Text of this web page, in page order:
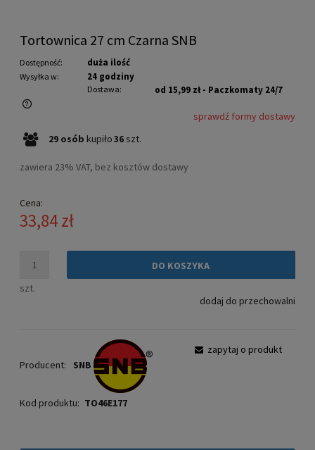
Tortownica 27 cm Czarna SNB
Dostępność: duża ilość
Wysyłka w: 24 godziny
Dostawa: od 15,99 zł - Paczkomaty 24/7
Cena nie zawiera ewentualnych kosztów płatności
sprawdź formy dostawy
29 osób kupiło36 szt.
zawiera 23% VAT, bez kosztów dostawy
Cena:
33,84 zł
szt.
DO KOSZYKA
dodaj do przechowalni
Producent: SNB
Kod produktu: TO46E177
zapytaj o produkt